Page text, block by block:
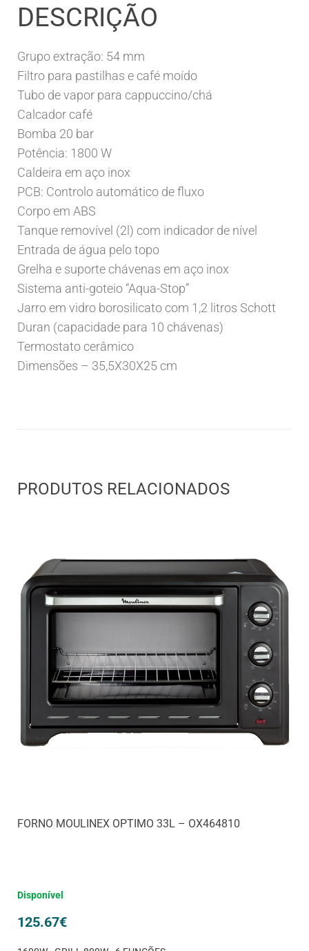
DESCRIÇÃO
Grupo extração: 54 mm
Filtro para pastilhas e café moído
Tubo de vapor para cappuccino/chá
Calcador café
Bomba 20 bar
Potência: 1800 W
Caldeira em aço inox
PCB: Controlo automático de fluxo
Corpo em ABS
Tanque removível (2l) com indicador de nível
Entrada de água pelo topo
Grelha e suporte chávenas em aço inox
Sistema anti-goteio “Aqua-Stop”
Jarro em vidro borosilicato com 1,2 litros Schott
Duran (capacidade para 10 chávenas)
Termostato cerâmico
Dimensões – 35,5X30X25 cm
PRODUTOS RELACIONADOS
FORNO MOULINEX OPTIMO 33L – OX464810
Disponível
125.67€